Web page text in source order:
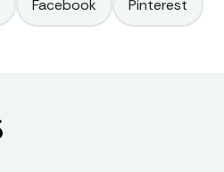
Facebook Pinterest